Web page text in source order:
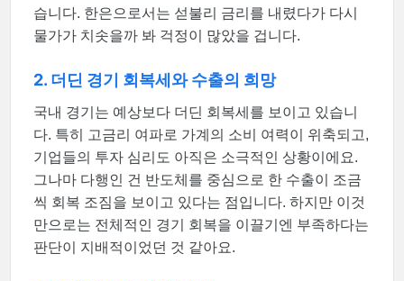
습니다. 한은으로서는 섣불리 금리를 내렸다가 다시
물가가 치솟을까 봐 걱정이 많았을 겁니다.
2. 더딘 경기 회복세와 수출의 희망
국내 경기는 예상보다 더딘 회복세를 보이고 있습니
다. 특히 고금리 여파로 가계의 소비 여력이 위축되고,
기업들의 투자 심리도 아직은 소극적인 상황이에요.
그나마 다행인 건 반도체를 중심으로 한 수출이 조금
씩 회복 조짐을 보이고 있다는 점입니다. 하지만 이것
만으로는 전체적인 경기 회복을 이끌기엔 부족하다는
판단이 지배적이었던 것 같아요.